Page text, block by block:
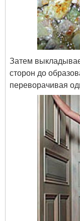
Затем
сторон до
переворачивая